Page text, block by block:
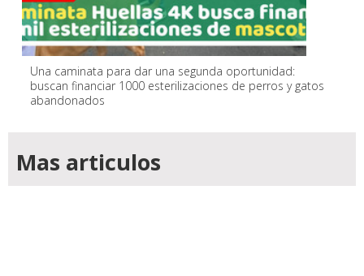
Una caminata para dar una segunda oportunidad:
buscan financiar 1000 esterilizaciones de perros y gatos
abandonados
Mas articulos